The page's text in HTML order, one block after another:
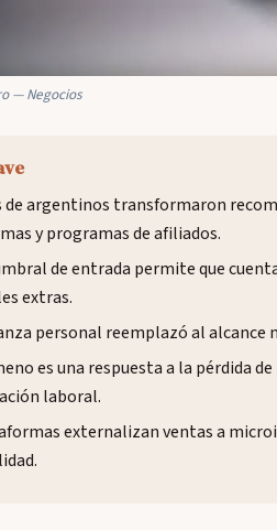
— Negocios
argentinos transformaron
y programas de afiliados.
de entrada permite que
extras.
personal reemplazó al
es una respuesta a la pérdida
laboral.
externalizan ventas a